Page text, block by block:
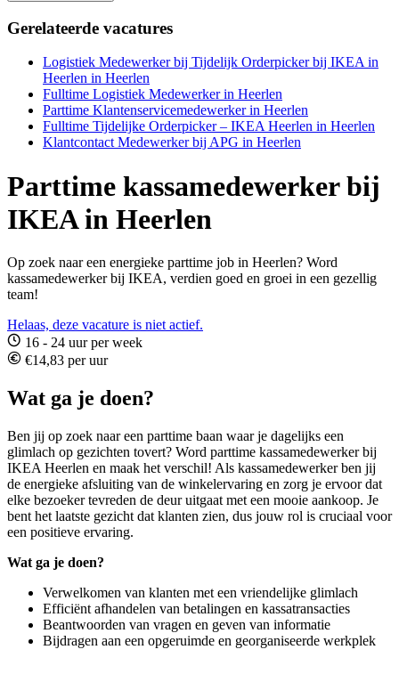
Gerelateerde vacatures
Logistiek Medewerker bij Tijdelijk Orderpicker bij IKEA in
Heerlen in Heerlen
Fulltime Logistiek Medewerker in Heerlen
Parttime Klantenservicemedewerker in Heerlen
Fulltime Tijdelijke Orderpicker – IKEA Heerlen in Heerlen
Klantcontact Medewerker bij APG in Heerlen
Parttime kassamedewerker bij
IKEA in Heerlen
Op zoek naar een energieke parttime job in Heerlen? Word
kassamedewerker bij IKEA, verdien goed en groei in een gezellig
team!
Helaas, deze vacature is niet actief.
16 - 24 uur per week
€14,83 per uur
Wat ga je doen?
Ben jij op zoek naar een parttime baan waar je dagelijks een
glimlach op gezichten tovert? Word parttime kassamedewerker bij
IKEA Heerlen en maak het verschil! Als kassamedewerker ben jij
de energieke afsluiting van de winkelervaring en zorg je ervoor dat
elke bezoeker tevreden de deur uitgaat met een mooie aankoop. Je
bent het laatste gezicht dat klanten zien, dus jouw rol is cruciaal voor
een positieve ervaring.
Wat ga je doen?
Verwelkomen van klanten met een vriendelijke glimlach
Efficiënt afhandelen van betalingen en kassatransacties
Beantwoorden van vragen en geven van informatie
Bijdragen aan een opgeruimde en georganiseerde werkplek